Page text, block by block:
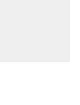
tab)
a new tab)
in a new tab)